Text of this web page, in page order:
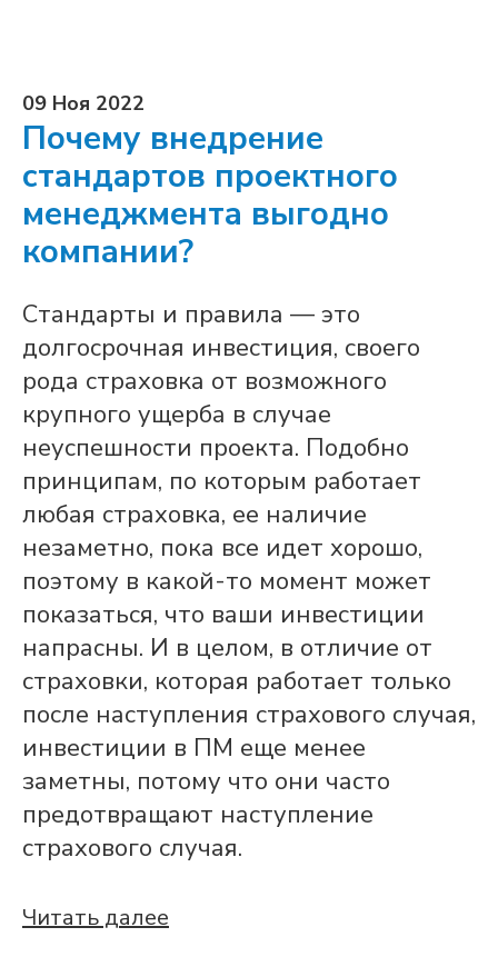
09 Ноя 2022
Почему внедрение
стандартов проектного
менеджмента выгодно
компании?
Стандарты и правила — это
долгосрочная инвестиция, своего
рода страховка от возможного
крупного ущерба в случае
неуспешности проекта. Подобно
принципам, по которым работает
любая страховка, ее наличие
незаметно, пока все идет хорошо,
поэтому в какой-то момент может
показаться, что ваши инвестиции
напрасны. И в целом, в отличие от
страховки, которая работает только
после наступления страхового случая,
инвестиции в ПМ еще менее
заметны, потому что они часто
предотвращают наступление
страхового случая.
Читать далее